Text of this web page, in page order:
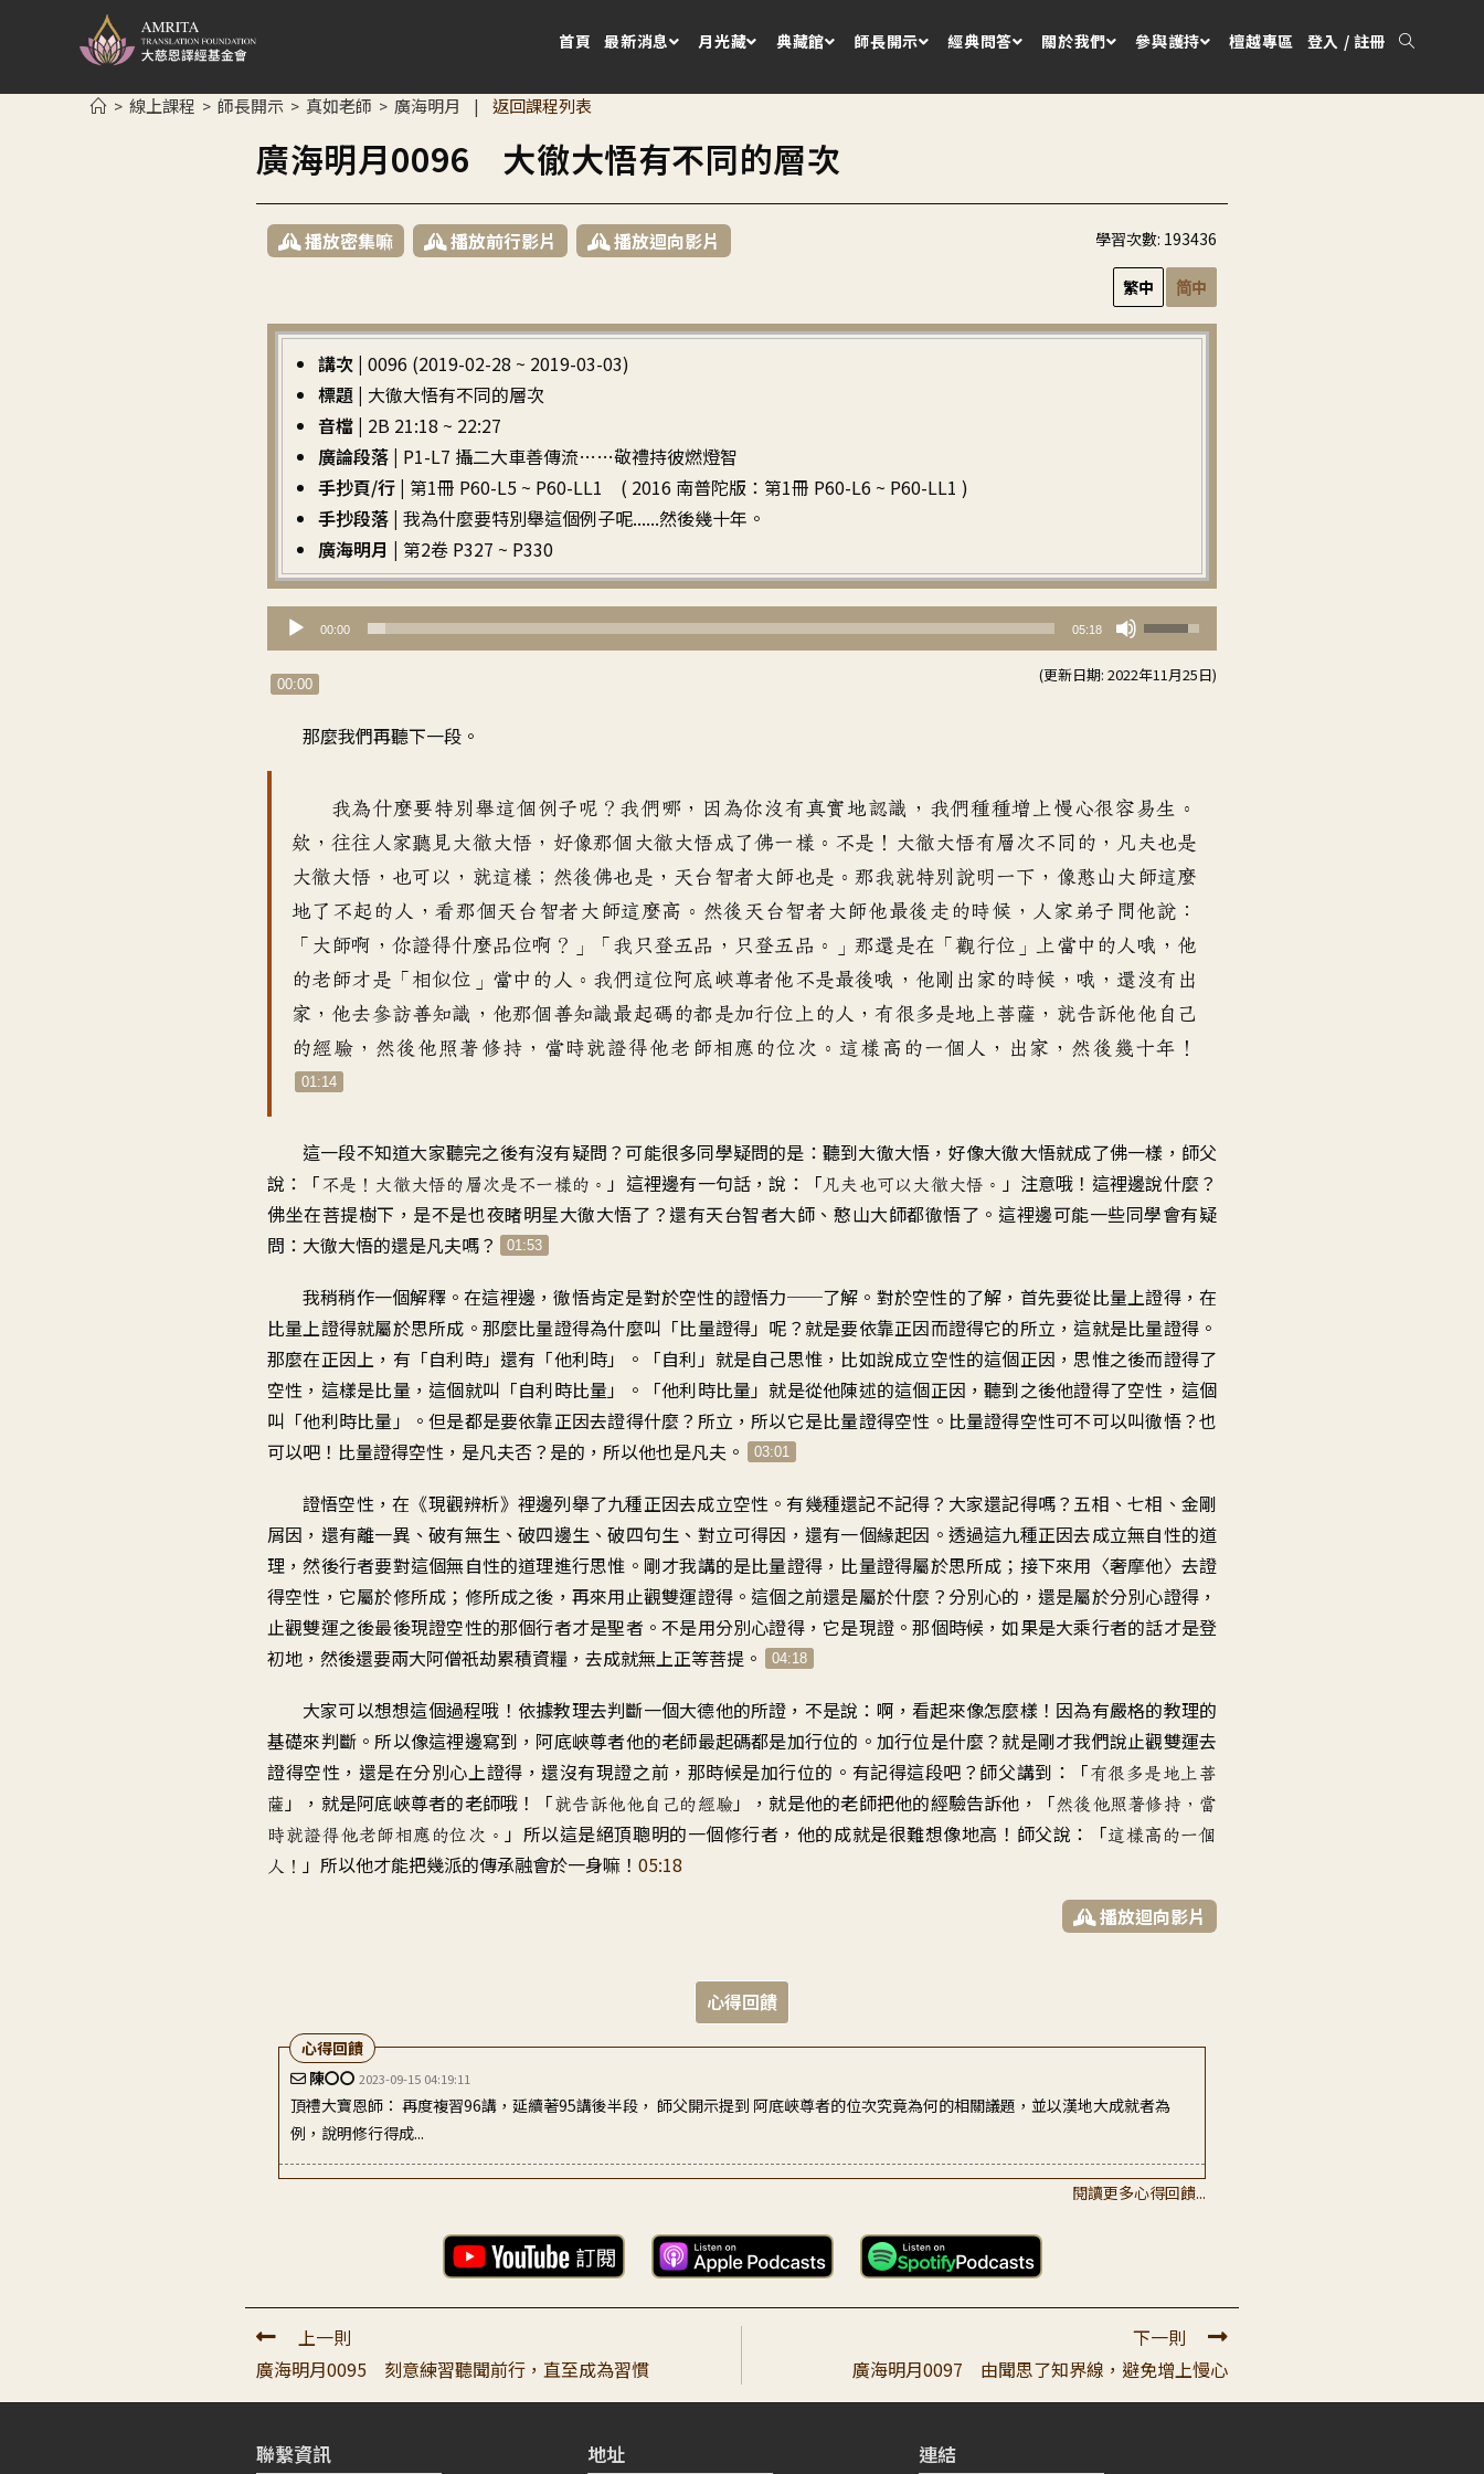
首頁 最新消息 月光藏 典藏館 師長開示 經典問答 關於我們 參與護持 檀越專區 登入 / 註冊
> 線上課程 > 師長開示 > 真如老師 > 廣海明月 | 返回課程列表
廣海明月0096 大徹大悟有不同的層次
播放密集嘛 播放前行影片 播放迴向影片 學習次數: 193436
繁中 简中
講次 | 0096 (2019-02-28 ~ 2019-03-03)
標題 | 大徹大悟有不同的層次
音檔 | 2B 21:18 ~ 22:27
廣論段落 | P1-L7 攝二大車善傳流……敬禮持彼燃燈智
手抄頁/行 | 第1冊 P60-L5 ~ P60-LL1 ( 2016 南普陀版：第1冊 P60-L6 ~ P60-LL1 )
手抄段落 | 我為什麼要特別舉這個例子呢......然後幾十年。
廣海明月 | 第2卷 P327 ~ P330
訊
播
00:00 05:18
使
用
向
鍵
以
提
高
降
低
音
量。
(更新日期: 2022年11月25日)
00:00
那麼我們再聽下一段。
我為什麼要特別舉這個例子呢？我們哪，因為你沒有真實地認識，我們種種增上慢心很容易生。
欸，往往人家聽見大徹大悟，好像那個大徹大悟成了佛一樣。不是！大徹大悟有層次不同的，凡夫也是
大徹大悟，也可以，就這樣；然後佛也是，天台智者大師也是。那我就特別說明一下，像憨山大師這麼
地了不起的人，看那個天台智者大師這麼高。然後天台智者大師他最後走的時候，人家弟子問他說：
「大師啊，你證得什麼品位啊？」「我只登五品，只登五品。」那還是在「觀行位」上當中的人哦，他
的老師才是「相似位」當中的人。我們這位阿底峽尊者他不是最後哦，他剛出家的時候，哦，還沒有出
家，他去參訪善知識，他那個善知識最起碼的都是加行位上的人，有很多是地上菩薩，就告訴他他自己
的經驗，然後他照著修持，當時就證得他老師相應的位次。這樣高的一個人，出家，然後幾十年！
01:14
這一段不知道大家聽完之後有沒有疑問？可能很多同學疑問的是：聽到大徹大悟，好像大徹大悟就成了佛一樣，師父
說：「 不是！大徹大悟的層次是不一樣的。 」這裡邊有一句話，說：「 凡夫也可以大徹大悟。
」注意哦！這裡邊說什麼？
佛坐在菩提樹下，是不是也夜睹明星大徹大悟了？還有天台智者大師、憨山大師都徹悟了。這裡邊可能一些同學會有疑
問：大徹大悟的還是凡夫嗎？
01:53
我稍稍作一個解釋。在這裡邊，徹悟肯定是對於空性的證悟力──了解。對於空性的了解，首先要從比量上證得，在
比量上證得就屬於思所成。那麼比量證得為什麼叫「比量證得」呢？就是要依靠正因而證得它的所立，這就是比量證得。
那麼在正因上，有「自利時」還有「他利時」。「自利」就是自己思惟，比如說成立空性的這個正因，思惟之後而證得了
空性，這樣是比量，這個就叫「自利時比量」。「他利時比量」就是從他陳述的這個正因，聽到之後他證得了空性，這個
叫「他利時比量」。但是都是要依靠正因去證得什麼？所立，所以它是比量證得空性。比量證得空性可不可以叫徹悟？也
可以吧！比量證得空性，是凡夫否？是的，所以他也是凡夫。
03:01
證悟空性，在《現觀辨析》裡邊列舉了九種正因去成立空性。有幾種還記不記得？大家還記得嗎？五相、七相、金剛
屑因，還有離一異、破有無生、破四邊生、破四句生、對立可得因，還有一個緣起因。透過這九種正因去成立無自性的道
理，然後行者要對這個無自性的道理進行思惟。剛才我講的是比量證得，比量證得屬於思所成；接下來用〈奢摩他〉去證
得空性，它屬於修所成；修所成之後，再來用止觀雙運證得。這個之前還是屬於什麼？分別心的，還是屬於分別心證得，
止觀雙運之後最後現證空性的那個行者才是聖者。不是用分別心證得，它是現證。那個時候，如果是大乘行者的話才是登
初地，然後還要兩大阿僧祇劫累積資糧，去成就無上正等菩提。
04:18
大家可以想想這個過程哦！依據教理去判斷一個大德他的所證，不是說：啊，看起來像怎麼樣！因為有嚴格的教理的
基礎來判斷。所以像這裡邊寫到，阿底峽尊者他的老師最起碼都是加行位的。加行位是什麼？就是剛才我們說止觀雙運去
證得空性，還是在分別心上證得，還沒有現證之前，那時候是加行位的。有記得這段吧？師父講到：「有很多是地上菩
薩 」，就是阿底峽尊者的老師哦！「就告訴他他自己的經驗 」，就是他的老師把他的經驗告訴他，「然後他照著修持，當
時就證得他老師相應的位次。
」所以這是絕頂聰明的一個修行者，他的成就是很難想像地高！師父說：「這樣高的一個
人！
」所以他才能把幾派的傳承融會於一身嘛！ 05:18
播放迴向影片
心得回饋
陳〇〇 2023-09-15 04:19:11
頂禮大寶恩師： 再度複習96講，延續著95講後半段， 師父開示提到 阿底峽尊者的位次究竟為何的相關議題，並以漢地大成就者為
例，說明修行得成...
心得回饋
閱讀更多心得回饋...
上一則
廣海明月0095 刻意練習聽聞前行，直至成為習慣
下一則
廣海明月0097 由聞思了知界線，避免增上慢心
聯繫資訊 地址 連結